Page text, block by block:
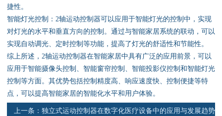
资质荣誉
产品应用
联系电话
s
捷性。
智能灯光控制：2轴运动控制器可以应用于智能灯光的控制中，实现
对灯光的水平和垂直方向的控制。通过与智能家居系统的联动，可以
实现自动调光、定时控制等功能，提高了灯光的舒适性和节能性。
综上所述，2轴运动控制器在智能家居中具有广泛的应用前景，可以
应用于智能摄像头控制、智能窗帘控制、智能投影仪控制和智能灯光
控制等方面。其优势包括控制精度高、响应速度快、控制便捷等特
点，可以提高智能家居的智能化水平和用户体验。
上一条： 独立式运动控制器在数字化医疗设备中的应用与发展趋势